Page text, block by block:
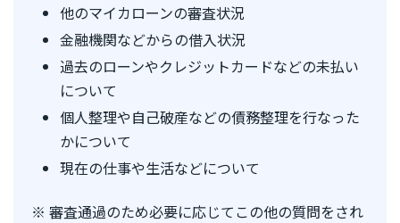
他のマイカローンの審査状況
金融機関などからの借入状況
過去のローンやクレジットカードなどの未払い
について
個人整理や自己破産などの債務整理を行なった
かについて
現在の仕事や生活などについて
※ 審査通過のため必要に応じてこの他の質問をされ